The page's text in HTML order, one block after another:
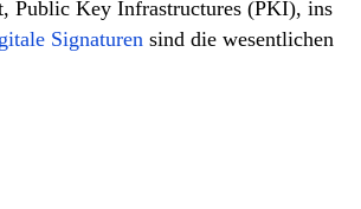
Public Key Infrastructures (PKI), ins
Signaturen sind die wesentlichen